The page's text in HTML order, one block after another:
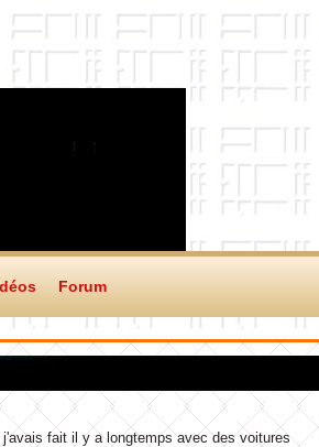
Forum
fait il y a longtemps avec des voitures